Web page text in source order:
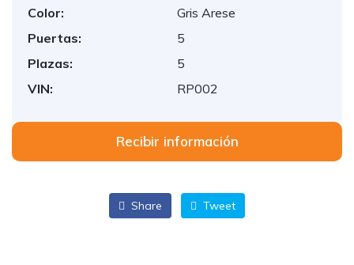
Color:
Gris Arese
Puertas:
5
Plazas:
5
VIN:
RP002
Recibir información
Share Tweet